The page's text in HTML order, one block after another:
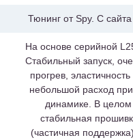
Тюнинг от Spy. С
На основе серийной
Стабильный запуск,
прогрев, эластичность
небольшой расход
динамике. В целом
стабильная
(частичная